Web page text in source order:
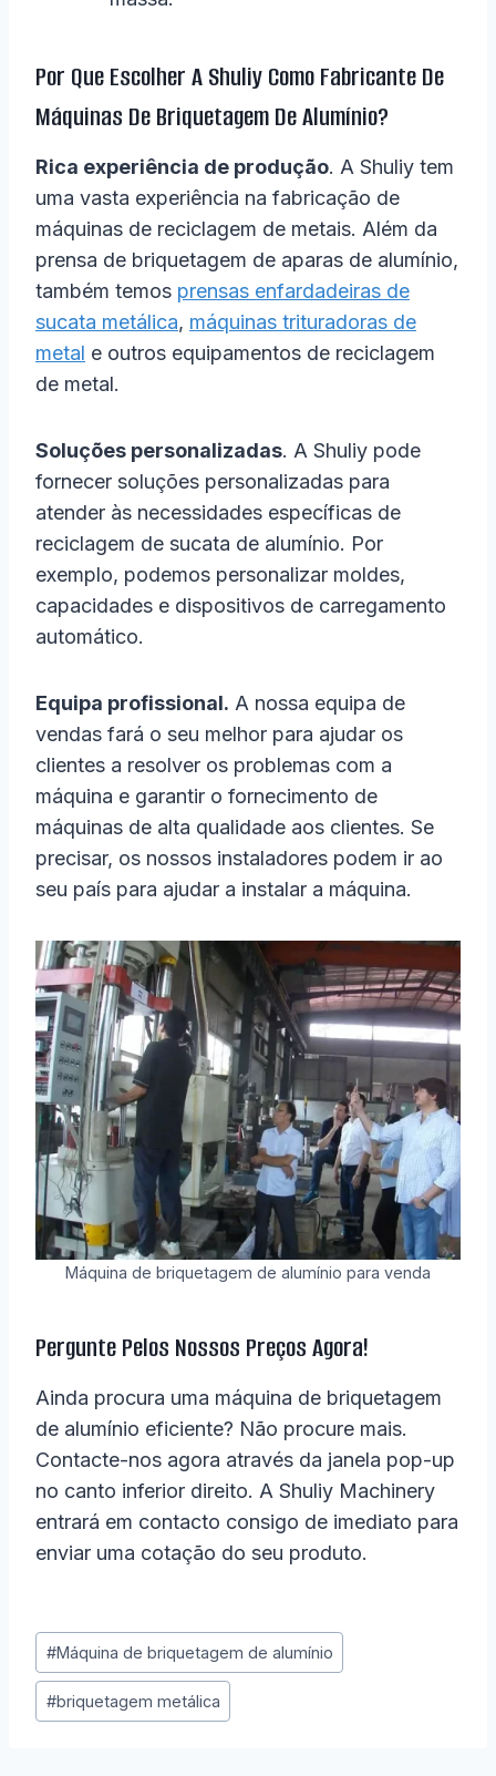
Por Que Escolher A Shuliy Como Fabricante De
Máquinas De Briquetagem De Alumínio?
Rica experiência de produção. A Shuliy tem
uma vasta experiência na fabricação de
máquinas de reciclagem de metais. Além da
prensa de briquetagem de aparas de alumínio,
também temos prensas enfardadeiras de
sucata metálica, máquinas trituradoras de
metal e outros equipamentos de reciclagem
de metal.
Soluções personalizadas. A Shuliy pode
fornecer soluções personalizadas para
atender às necessidades específicas de
reciclagem de sucata de alumínio. Por
exemplo, podemos personalizar moldes,
capacidades e dispositivos de carregamento
automático.
Equipa profissional. A nossa equipa de
vendas fará o seu melhor para ajudar os
clientes a resolver os problemas com a
máquina e garantir o fornecimento de
máquinas de alta qualidade aos clientes. Se
precisar, os nossos instaladores podem ir ao
seu país para ajudar a instalar a máquina.
Máquina de briquetagem de alumínio para venda
Pergunte Pelos Nossos Preços Agora!
Ainda procura uma máquina de briquetagem
de alumínio eficiente? Não procure mais.
Contacte-nos agora através da janela pop-up
no canto inferior direito. A Shuliy Machinery
entrará em contacto consigo de imediato para
enviar uma cotação do seu produto.
Post
Tags:
#Máquina de briquetagem de alumínio
#briquetagem metálica